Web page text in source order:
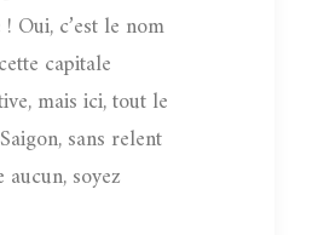
Oui, c’est le nom
capitale
mais ici, tout le
sans relent
soyez